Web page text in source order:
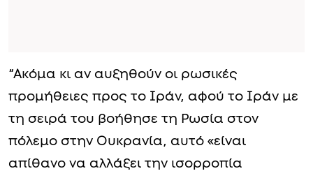
“Ακόμα κι αν αυξηθούν οι ρωσικές
προμήθειες προς το Ιράν, αφού το Ιράν με
τη σειρά του βοήθησε τη Ρωσία στον
πόλεμο στην Ουκρανία, αυτό «είναι
απίθανο να αλλάξει την ισορροπία